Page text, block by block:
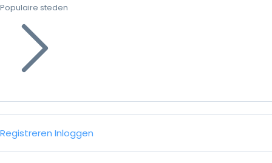
Populaire steden
Registreren Inloggen